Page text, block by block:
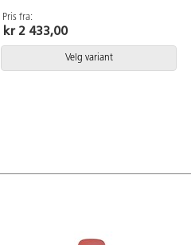
kroppsbevegelser. Skallstol i
polyuretan. Svart nylonkryss med
glideføtter.
Pris fra:
kr 2 433,00
Velg variant